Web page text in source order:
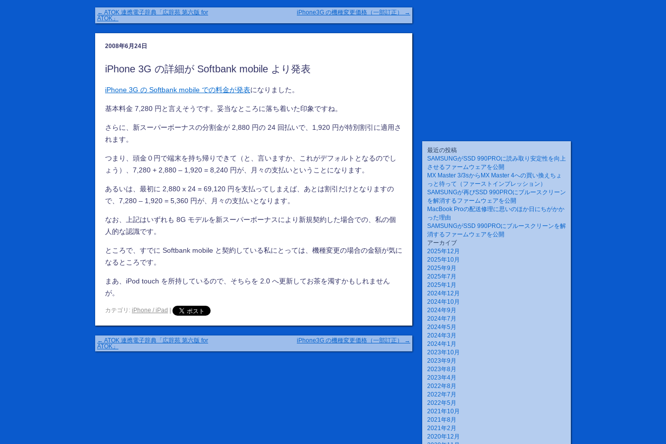
← ATOK 連携電子辞典「広辞苑 第六版 for
ATOK」
iPhone3G の機種変更価格（一部訂正） →
2008年6月24日
iPhone 3G の詳細が Softbank mobile より発表
iPhone 3G の Softbank mobile での料金が発表になりました。
基本料金 7,280 円と言えそうです。妥当なところに落ち着いた印象ですね。
さらに、新スーパーボーナスの分割金が 2,880 円の 24 回払いで、1,920 円が特別割引に適用さ
れます。
つまり、頭金０円で端末を持ち帰りできて（と、言いますか、これがデフォルトとなるのでし
ょう）、7,280 + 2,880 – 1,920 = 8,240 円が、月々の支払いということになります。
あるいは、最初に 2,880 x 24 = 69,120 円を支払ってしまえば、あとは割引だけとなりますの
で、7,280 – 1,920 = 5,360 円が、月々の支払いとなります。
なお、上記はいずれも 8G モデルを新スーパーボーナスにより新規契約した場合での、私の個
人的な認識です。
ところで、すでに Softbank mobile と契約している私にとっては、機種変更の場合の金額が気に
なるところです。
まあ、iPod touch を所持しているので、そちらを 2.0 へ更新してお茶を濁すかもしれません
が。
カテゴリ: iPhone / iPad
← ATOK 連携電子辞典「広辞苑 第六版 for
ATOK」
iPhone3G の機種変更価格（一部訂正） →
最近の投稿
SAMSUNGがSSD 990PROに読み取り安定性を向上
させるファームウェアを公開
MX Master 3/3sからMX Master 4への買い換えちょ
っと待って（ファーストインプレッション）
SAMSUNGが再びSSD 990PROにブルースクリーン
を解消するファームウェアを公開
MacBook Proの配送修理に思いのほか日にちがかか
った理由
SAMSUNGがSSD 990PROにブルースクリーンを解
消するファームウェアを公開
アーカイブ
2025年12月
2025年10月
2025年9月
2025年7月
2025年1月
2024年12月
2024年10月
2024年9月
2024年7月
2024年5月
2024年3月
2024年1月
2023年10月
2023年9月
2023年8月
2023年4月
2022年8月
2022年7月
2022年5月
2021年10月
2021年8月
2021年2月
2020年12月